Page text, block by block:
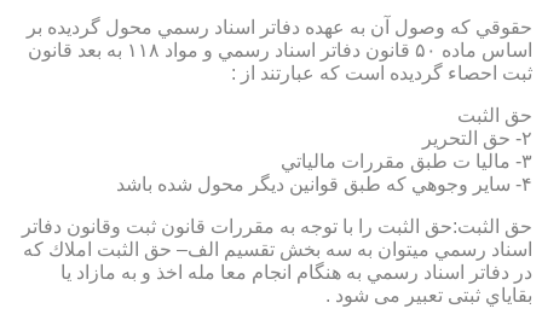
حقوقي كه وصول آن به عهده دفاتر اسناد رسمي محول گرديده بر
اساس ماده ۵۰ قانون دفاتر اسناد رسمي و مواد ۱۱۸ به بعد قانون
ثبت احصاء گرديده است كه عبارتند از :
حق الثبت
۲- حق التحرير
۳- ماليا ت طبق مقررات مالياتي
۴- ساير وجوهي كه طبق قوانين ديگر محول شده باشد
حق الثبت:حق الثبت را با توجه به مقررات قانون ثبت وقانون دفاتر
اسناد رسمي ميتوان به سه بخش تقسيم الف– حق الثبت املاك كه
در دفاتر اسناد رسمي به هنگام انجام معا مله اخذ و به مازاد يا
بقاياي ثبتی تعبیر می شود .